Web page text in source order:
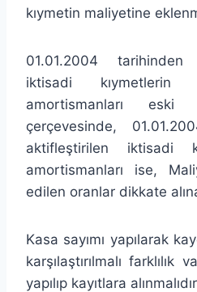
kıymetin maliyetine
01.01.2004
iktisadi
amortismanları
çerçevesinde,
aktifleştirilen iktisadi
amortismanları ise,
edilen oranlar dikkate
Kasa sayımı yapılarak
karşılaştırılmalı farklılık
yapılıp kayıtlara alınmalıdır